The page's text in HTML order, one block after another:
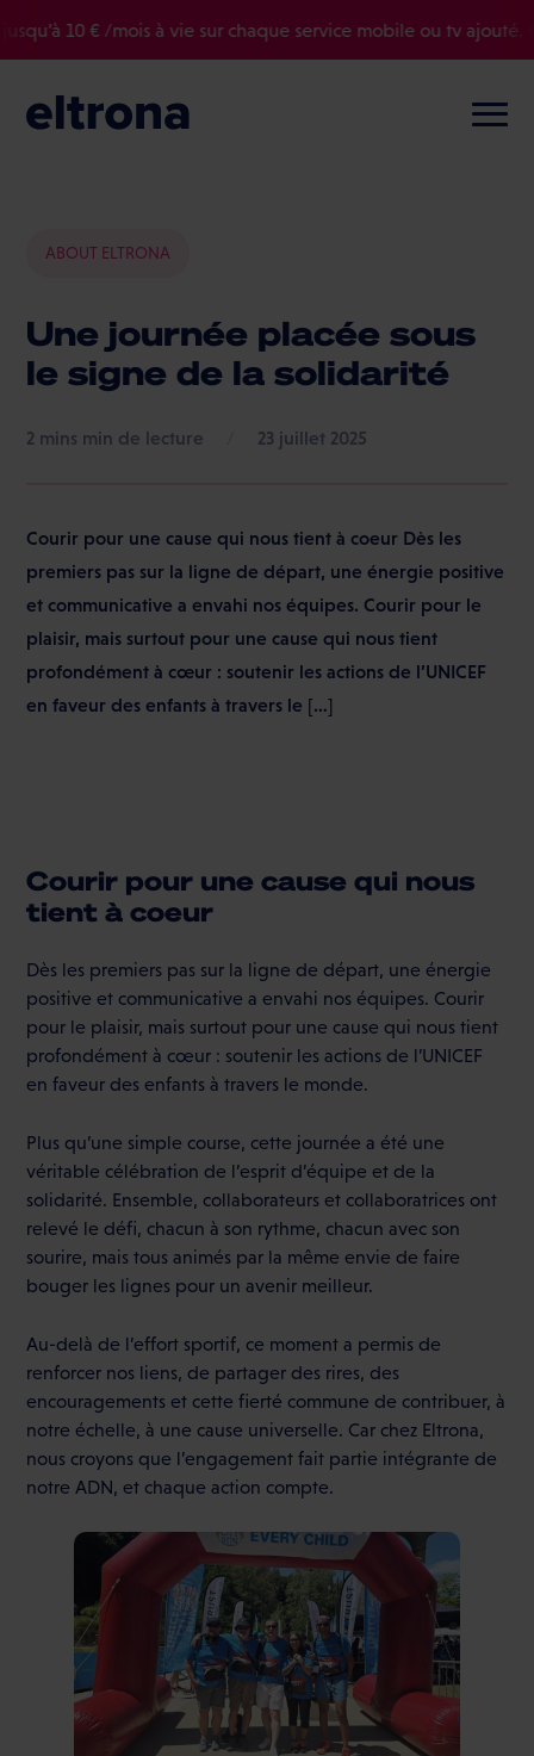
10 € /mois à vie sur chaque service mobile ou tv ajouté.
ABOUT ELTRONA
Une journée placée sous
le signe de la solidarité
min de lecture 23 juillet 2025
Courir pour une cause qui nous tient à coeur Dès les
premiers pas sur la ligne de départ, une énergie positive
et communicative a envahi nos équipes. Courir pour le
plaisir, mais surtout pour une cause qui nous tient
profondément à cœur : soutenir les actions de l’UNICEF
en faveur des enfants à travers le […]
Courir pour une cause qui nous
tient à coeur
Dès les premiers pas sur la ligne de départ, une énergie
positive et communicative a envahi nos équipes. Courir
pour le plaisir, mais surtout pour une cause qui nous tient
profondément à cœur : soutenir les actions de l’UNICEF
en faveur des enfants à travers le monde.
Plus qu’une simple course, cette journée a été une
véritable célébration de l’esprit d’équipe et de la
solidarité. Ensemble, collaborateurs et collaboratrices ont
relevé le défi, chacun à son rythme, chacun avec son
sourire, mais tous animés par la même envie de faire
bouger les lignes pour un avenir meilleur.
Au-delà de l’effort sportif, ce moment a permis de
renforcer nos liens, de partager des rires, des
encouragements et cette fierté commune de contribuer, à
notre échelle, à une cause universelle. Car chez Eltrona,
nous croyons que l’engagement fait partie intégrante de
notre ADN, et chaque action compte.